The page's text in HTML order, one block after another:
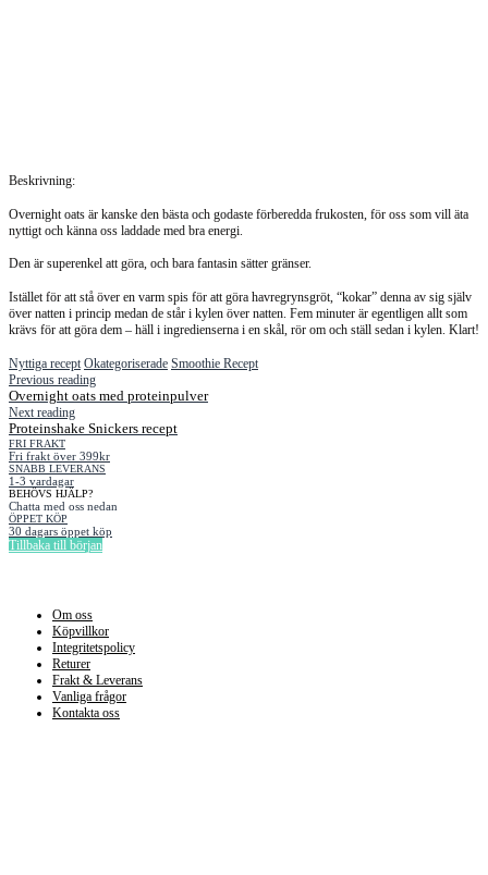
Beskrivning:
Overnight oats är kanske den bästa och godaste förberedda frukosten, för oss som vill äta
nyttigt och känna oss laddade med bra energi.
Den är superenkel att göra, och bara fantasin sätter gränser.
Istället för att stå över en varm spis för att göra havregrynsgröt, “kokar” denna av sig själv
över natten i princip medan de står i kylen över natten. Fem minuter är egentligen allt som
krävs för att göra dem – häll i ingredienserna i en skål, rör om och ställ sedan i kylen. Klart!
Nyttiga recept Okategoriserade Smoothie Recept
Previous reading
Overnight oats med proteinpulver
Next reading
Proteinshake Snickers recept
FRI FRAKT
Fri frakt över 399kr
SNABB LEVERANS
1-3 vardagar
BEHÖVS HJÄLP?
Chatta med oss nedan
ÖPPET KÖP
30 dagars öppet köp
Tillbaka till början
Om oss
Köpvillkor
Integritetspolicy
Returer
Frakt & Leverans
Vanliga frågor
Kontakta oss